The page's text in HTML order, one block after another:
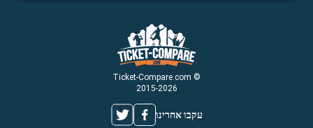
© Ticket-Compare.com
2015-2026
עקבו אחרינו